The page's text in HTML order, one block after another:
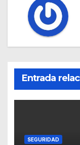
Entrada
SEGURIDAD